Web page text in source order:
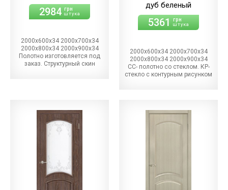
2984 грн
штука
2000х600х34 2000х700х34
2000х800х34 2000х900х34
Полотно изготовляется под
заказ. Структурный скин
дуб беленый
5361 грн
штука
2000х600х34 2000х700х34
2000х800х34 2000х900х34
СС- полотно со стеклом. КР-
стекло с контурным рисунком